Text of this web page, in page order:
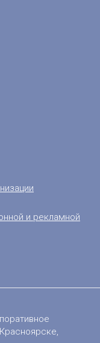
и рекламной